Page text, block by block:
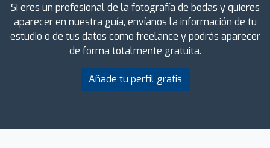
Si eres un profesional de la fotografía de bodas y quieres
aparecer en nuestra guía, envíanos la información de tu
estudio o de tus datos como freelance y podrás aparecer
de forma totalmente gratuita.
Añade tu perfil gratis